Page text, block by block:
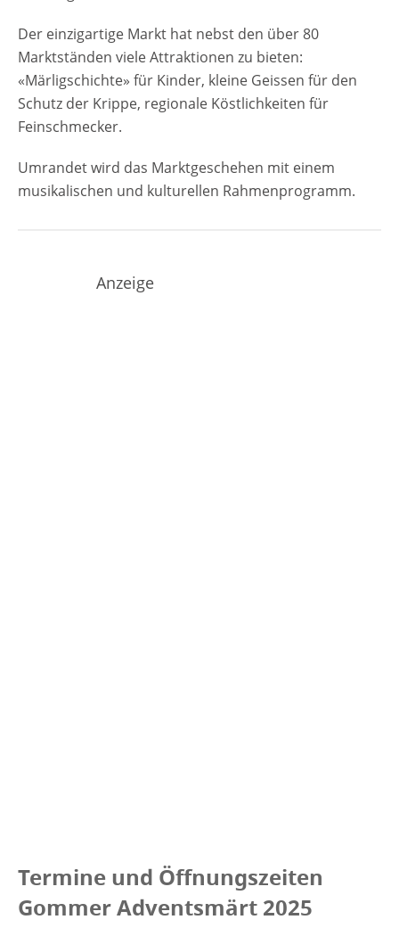
Der einzigartige Markt hat nebst den über 80
Marktständen viele Attraktionen zu bieten:
«Märligschichte» für Kinder, kleine Geissen für den
Schutz der Krippe, regionale Köstlichkeiten für
Feinschmecker.
Umrandet wird das Marktgeschehen mit einem
musikalischen und kulturellen Rahmenprogramm.
Anzeige
Termine und Öffnungszeiten
Gommer Adventsmärt 2025